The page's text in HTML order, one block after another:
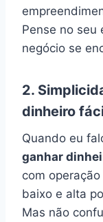
Pense no seu
negócio se
2.
dinheiro
Quando eu
ganhar
com
baixo e alta
Mas não